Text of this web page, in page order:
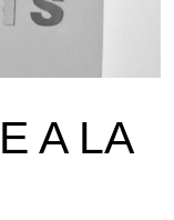
A LA